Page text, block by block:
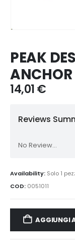
PEAK
14,01€
Reviews
No Review...
Availability: Solo 1
COD: 0051011
AGGIUNGI